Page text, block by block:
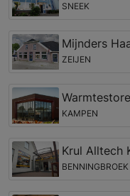
SNEEK
Mijnders
ZEIJEN
Warmtestore
KAMPEN
Krul Alltech
BENNINGBROEK